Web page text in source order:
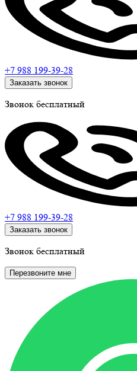
+7 988 199-39-28
Заказать звонок
Звонок бесплатный
+7 988 199-39-28
Заказать звонок
Звонок бесплатный
Перезвоните мне